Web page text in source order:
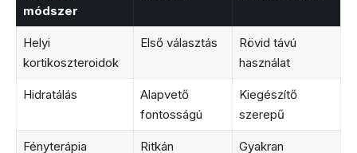
módszer
Helyi
kortikoszteroidok
Első választás
Rövid távú
használat
Hidratálás
Alapvető
fontosságú
Kiegészítő
szerepű
Fényterápia
Ritkán
Gyakran